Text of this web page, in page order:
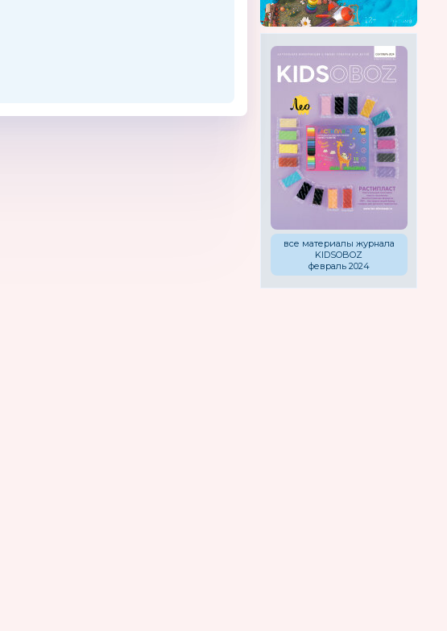
все материалы журнала
KIDSOBOZ
февраль 2024